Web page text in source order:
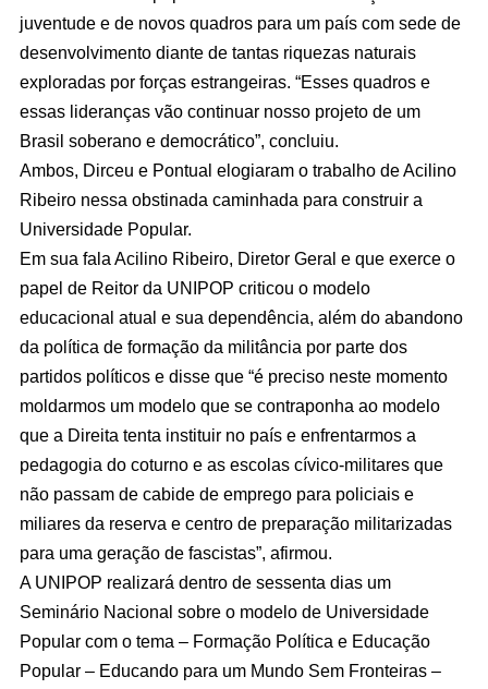
juventude e de novos quadros para um país com sede de
desenvolvimento diante de tantas riquezas naturais
exploradas por forças estrangeiras. “Esses quadros e
essas lideranças vão continuar nosso projeto de um
Brasil soberano e democrático”, concluiu.
Ambos, Dirceu e Pontual elogiaram o trabalho de Acilino
Ribeiro nessa obstinada caminhada para construir a
Universidade Popular.
Em sua fala Acilino Ribeiro, Diretor Geral e que exerce o
papel de Reitor da UNIPOP criticou o modelo
educacional atual e sua dependência, além do abandono
da política de formação da militância por parte dos
partidos políticos e disse que “é preciso neste momento
moldarmos um modelo que se contraponha ao modelo
que a Direita tenta instituir no país e enfrentarmos a
pedagogia do coturno e as escolas cívico-militares que
não passam de cabide de emprego para policiais e
miliares da reserva e centro de preparação militarizadas
para uma geração de fascistas”, afirmou.
A UNIPOP realizará dentro de sessenta dias um
Seminário Nacional sobre o modelo de Universidade
Popular com o tema – Formação Política e Educação
Popular – Educando para um Mundo Sem Fronteiras –